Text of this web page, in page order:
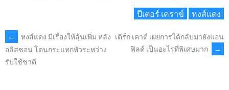
ปีเตอร์ เคราข์ หงส์แดง
POST
NAVIGATION
←
หงส์แดง มีเรื่องให้ลุ้นเพิ่ม หลัง
อลิสซอน โดนกระแทกหัวระหว่าง
รับใช้ชาติ
เดิร์ก เคาต์ เผยการได้กลับมายังแอน
ฟิลด์ เป็นอะไรที่พิเศษมาก
→